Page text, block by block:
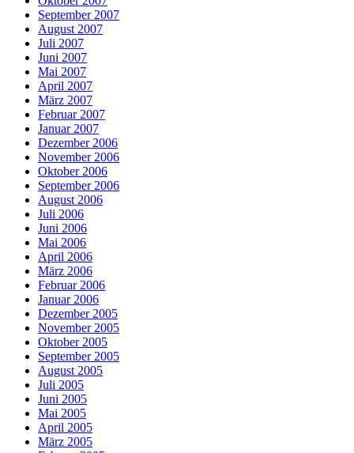
September 2007
August 2007
Juli 2007
Juni 2007
Mai 2007
April 2007
März 2007
Februar 2007
Januar 2007
Dezember 2006
November 2006
Oktober 2006
September 2006
August 2006
Juli 2006
Juni 2006
Mai 2006
April 2006
März 2006
Februar 2006
Januar 2006
Dezember 2005
November 2005
Oktober 2005
September 2005
August 2005
Juli 2005
Juni 2005
Mai 2005
April 2005
März 2005